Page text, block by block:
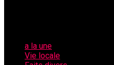
a la une
Vie locale